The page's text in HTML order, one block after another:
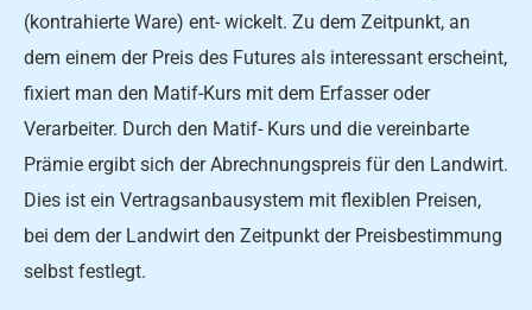
(kontrahierte Ware) ent- wickelt. Zu dem Zeitpunkt, an
dem einem der Preis des Futures als interessant erscheint,
fixiert man den Matif-Kurs mit dem Erfasser oder
Verarbeiter. Durch den Matif- Kurs und die vereinbarte
Prämie ergibt sich der Abrechnungspreis für den Landwirt.
Dies ist ein Vertragsanbausystem mit flexiblen Preisen,
bei dem der Landwirt den Zeitpunkt der Preisbestimmung
selbst festlegt.